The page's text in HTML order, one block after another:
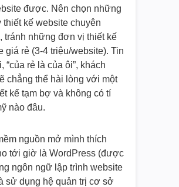
được. Nên chọn những
thiết kế website chuyên
tránh những đơn vị thiết kế
giá rẻ (3-4 triệu/website). Tin
“của rẻ là của ôi”, khách
chẳng thể hài lòng với một
kế tạm bợ và không có tí
nào đâu.
nguồn mở mình thích
tới giờ là WordPress (được
ngôn ngữ lập trình website
sử dụng hệ quản trị cơ sở